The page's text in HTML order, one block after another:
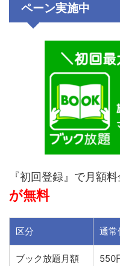
ペーン実施中
『初回登録 』で月額
が無料
区分 通常
ブック放題 月額
550